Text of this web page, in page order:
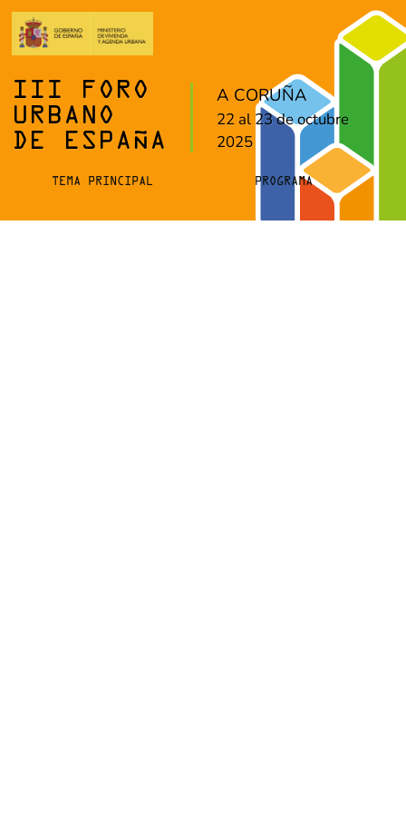
III FORO
URBANO
DE ESPAÑA
A CORUÑA
22 al 23 de octubre
2025
TEMA PRINCIPAL PROGRAMA